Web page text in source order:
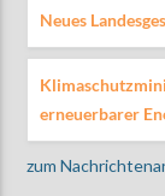
Neues
erneuerbarer
zum